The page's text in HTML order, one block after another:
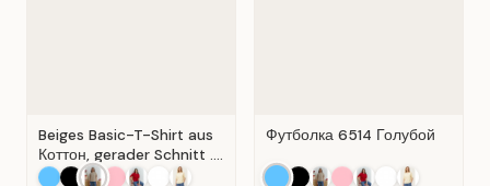
Beiges Basic-T-Shirt aus
Коттон, gerader Schnitt .
Beige.
Футболка 6514 Голубой